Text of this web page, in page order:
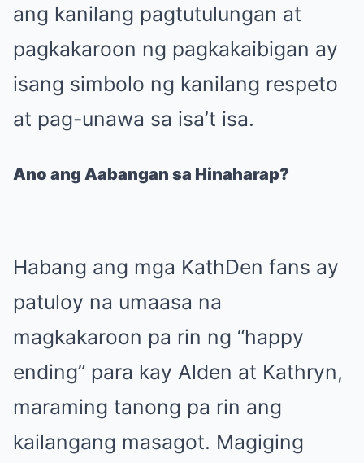
ang kanilang pagtutulungan at
pagkakaroon ng pagkakaibigan ay
isang simbolo ng kanilang respeto
at pag-unawa sa isa’t isa.
Ano ang Aabangan sa Hinaharap?
Habang ang mga KathDen fans ay
patuloy na umaasa na
magkakaroon pa rin ng “happy
ending” para kay Alden at Kathryn,
maraming tanong pa rin ang
kailangang masagot. Magiging